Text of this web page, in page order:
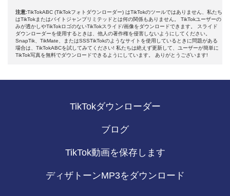
注意:TikTokABC (TikTokフォトダウンローダー) はTikTokのツールではありません、私たち
はTikTokまたはバイトジャンプリミテッドとは何の関係もありません。 TikTokユーザーの
みが透かしやTikTokロゴのないTikTokスライド/画像をダウンロードできます。 スライド
ダウンローダーを使用するときは、他人の著作権を侵害しないようにしてください。
SnapTik、TikMate、またはSSSTikTokのようなサイトを使用しているときに問題がある
場合は、TikTokABCを試してみてください! 私たちは絶えず更新して、ユーザーが簡単に
TikTok写真を無料でダウンロードできるようにしています。 ありがとうございます!
TikTokダウンローダー
ブログ
TikTok動画を保存します
ディザトーンMP3をダウンロード